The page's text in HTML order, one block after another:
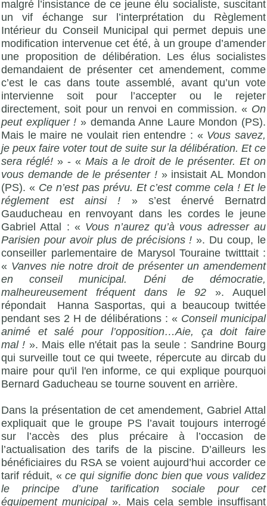
malgré l’insistance de ce jeune élu socialiste, suscitant
un vif échange sur l’interprétation du Règlement
Intérieur du Conseil Municipal qui permet depuis une
modification intervenue cet été, à un groupe d’amender
une proposition de délibération. Les élus socialistes
demandaient de présenter cet amendement, comme
c’est le cas dans toute assemblé, avant qu’un vote
intervienne soit pour l’accepter ou le rejeter
directement, soit pour un renvoi en commission. « On
peut expliquer ! » demanda Anne Laure Mondon (PS).
Mais le maire ne voulait rien entendre : « Vous savez,
je peux faire voter tout de suite sur la délibération. Et ce
sera réglé!» - « Mais a le droit de le présenter. Et on
vous demande de le présenter ! » insistait AL Mondon
(PS). « Ce n’est pas prévu. Et c’est comme cela ! Et le
réglement est ainsi ! » s’est énervé Bernatrd
Gauducheau en renvoyant dans les cordes le jeune
Gabriel Attal : « Vous n’aurez qu’à vous adresser au
Parisien pour avoir plus de précisions ! ». Du coup, le
conseiller parlementaire de Marysol Touraine twitttait :
« Vanves nie notre droit de présenter un amendement
en conseil municipal. Déni de démocratie,
malheureusement fréquent dans le 92». Auquel
répondait Hanna Sasportas, qui a beaucoup twittée
pendant ses 2 H de délibérations : « Conseil municipal
animé et salé pour l’opposition…Aie, ça doit faire
mal ! ». Mais elle n'était pas la seule : Sandrine Bourg
qui surveille tout ce qui tweete, répercute au dircab du
maire pour qu'il l'en informe, ce qui explique pourquoi
Bernard Gaducheau se tourne souvent en arrière.
Dans la présentation de cet amendement, Gabriel Attal
expliquait que le groupe PS l’avait toujours interrogé
sur l’accès des plus précaire à l’occasion de
l’actualisation des tarifs de la piscine. D’ailleurs les
bénéficiaires du RSA se voient aujourd’hui accorder ce
tarif réduit, «ce qui signifie donc bien que vous validez
le principe d’une tarification sociale pour cet
équipement municipal». Mais cela semble insuffisant